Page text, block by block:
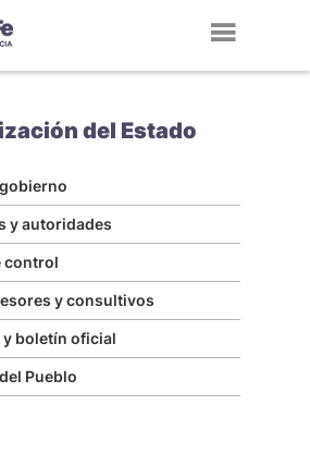
del Estado
y autoridades
control
y consultivos
y boletín oficial
Pueblo